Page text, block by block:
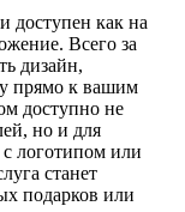
доступен как на
Всего за
дизайн,
прямо к вашим
доступно не
но и для
логотипом или
станет
подарков или